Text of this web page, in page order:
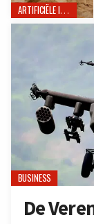
ARTIFICIËLE INTELLIGENTIE
BUSINESS
De